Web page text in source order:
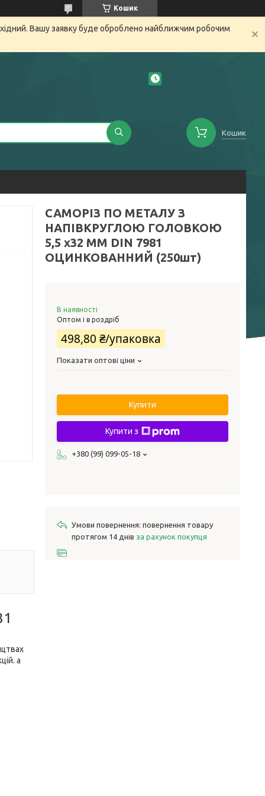
Кошик
Вашу заявку буде оброблено найближчим робочим
Кошик
а
САМОРІЗ ПО МЕТАЛУ З
НАПІВКРУГЛОЮ ГОЛОВКОЮ
5,5 х32 ММ DIN 7981
ОЦИНКОВАННИЙ (250шт)
В наявності
Оптом і в роздріб
498,80 ₴/упаковка
Показати оптові ціни
Купити
Купити з
+380 (99) 099-05-18
повернення товару
протягом 14 днів за рахунок покупця